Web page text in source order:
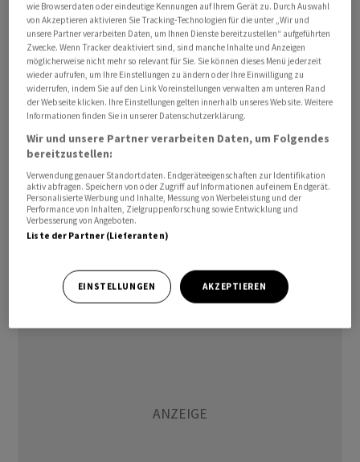
erklärte eines der Kollektive gegenüber der
Nachrichtenagentur AWP. Die Organisationen berufen
sich auf Enthüllungen französischer Medien, wonach bei
abgefüllten Wassern von Nestlé-Marken wie Perrier
oder Vittel nicht erlaubte Reinigungsverfahren
eingesetzt worden seien.
Nestlé hatte Anfang Februar eingeräumt, auch in der
Schweiz beim Mineralwasser Henniez solche nicht
erlaubten Reinigungsmethoden eingesetzt zu haben.
Man habe aber die Aktivkohlefilter in der Fabrik in
Henniez VD aber Ende 2022 entfernt. Zudem seien in der
worden, hiess es damals von Nestlé.
wie Browserdaten oder eindeutige Kennungen auf Ihrem Gerät zu. Durch Auswahl
von Akzeptieren aktivieren Sie Tracking-Technologien für die unter „Wir und
unsere Partner verarbeiten Daten, um Ihnen Dienste bereitzustellen“ aufgeführten
Zwecke. Wenn Tracker deaktiviert sind, sind manche Inhalte und Anzeigen
möglicherweise nicht mehr so relevant für Sie. Sie können dieses Menü jederzeit
wieder aufrufen, um Ihre Einstellungen zu ändern oder Ihre Einwilligung zu
widerrufen, indem Sie auf den Link Voreinstellungen verwalten am unteren Rand
der Webseite klicken. Ihre Einstellungen gelten innerhalb unseres Website. Weitere
Informationen finden Sie in unserer Datenschutzerklärung.
Wir und unsere Partner verarbeiten Daten, um Folgendes
bereitzustellen:
Verwendung genauer Standortdaten. Endgeräteeigenschaften zur Identifikation
aktiv abfragen. Speichern von oder Zugriff auf Informationen auf einem Endgerät.
Personalisierte Werbung und Inhalte, Messung von Werbeleistung und der
Performance von Inhalten, Zielgruppenforschung sowie Entwicklung und
Verbesserung von Angeboten.
Liste der Partner (Lieferanten)
EINSTELLUNGEN AKZEPTIEREN